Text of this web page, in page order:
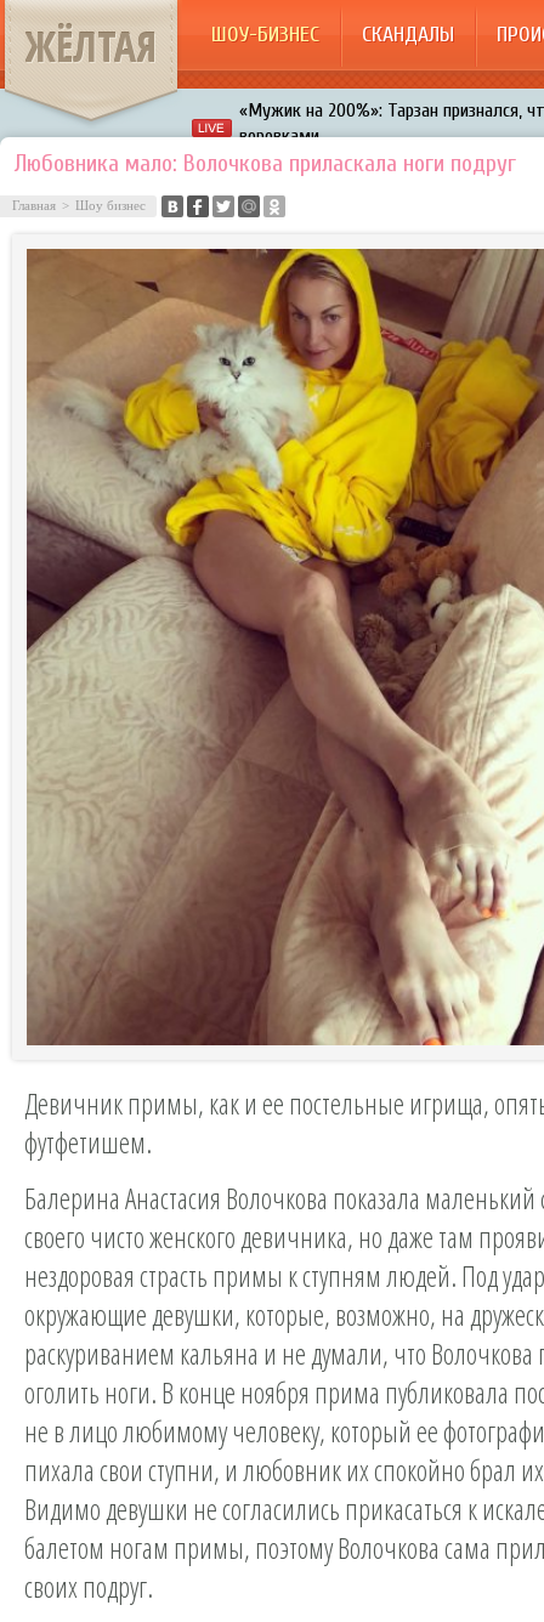
ЖЁЛТАЯ ШОУ-БИЗНЕС СКАНДАЛЫ
«Мужик на 200%»: Тарзан признался,
воровками
Расстались Энрике Иглесиас и Анна
Авербух зарождает в Бузовой новый
Любовника мало: Волочкова приласкала ноги подруг
Главная > Шоу бизнес
Девичник примы, как и ее постельные игрища,
футфетишем.
Балерина Анастасия Волочкова показала
своего чисто женского девичника, но даже там
нездоровая страсть примы к ступням людей. Под
окружающие девушки, которые, возможно, на
раскуриванием кальяна и не думали, что Волочкова
оголить ноги. В конце ноября прима публиковала
не в лицо любимому человеку, который ее
пихала свои ступни, и любовник их спокойно брал
Видимо девушки не согласились прикасаться к
балетом ногам примы, поэтому Волочкова сама
своих подруг.